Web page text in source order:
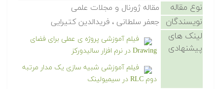
نوع مقاله مقاله ژورنال و مجلات علمی
نویسندگان جعفر سلطانی ، فریدالدین کتیرایی
لینک های
پیشنهادی
فیلم آموزشی پروژه ی عملی برای فضای
Drawing در نرم افزار سالیدورکز
فیلم آموزشی شبیه سازی یک مدار مرتبه
دوم RLC در سیمیولینک